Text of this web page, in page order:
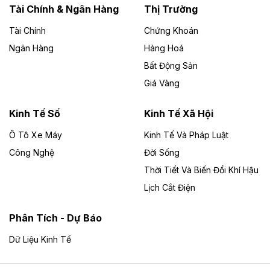
Lai
Bốn doanh nghiệp có sự góp vốn của Công ty Cổ
phần Tập đoàn Đức Long Gia Lai (HoSE: DLG) được
Gia Lai với tổng vốn hơn 4.750 tỷ đồng.
Đồng Nai cho thuê gần 59 ha đất làm khu
công nghiệp ở Long Thành
UBND TP Đồng Nai cho Công ty Amata thuê gần 59 ha
đất để đầu tư khu công nghiệp công nghệ cao Long
Đề xuất hỗ trợ 20.000 tỷ đồng làm cao tốc
Thái Nguyên - Lạng Sơn
Tài Chính & Ngân Hàng
Tài Chính
Ngân Hàng
Thị Trường
Chứng Khoán
Hàng Hoá
Bất Động Sản
Giá Vàng
Kinh Tế Số
Ô Tô Xe Máy
Công Nghệ
Kinh Tế Xã Hội
Kinh Tế Và Pháp Luật
Đời Sống
Thời Tiết Và Biến Đổi Khí Hậu
Lịch Cắt Điện
Phân Tích - Dự Báo
Dữ Liệu Kinh Tế